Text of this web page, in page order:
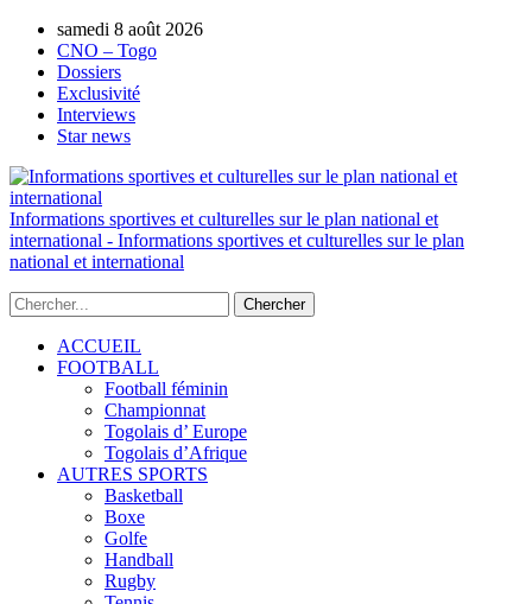
samedi 8 août 2026
CNO – Togo
Dossiers
Exclusivité
Interviews
Star news
Informations sportives et culturelles sur le plan national et
international - Informations sportives et culturelles sur le plan
national et international
ACCUEIL
FOOTBALL
Football féminin
Championnat
Togolais d’ Europe
Togolais d’Afrique
AUTRES SPORTS
Basketball
Boxe
Golfe
Handball
Rugby
AUTORISATION DE LA HAAC N°0134/HAAC/12-